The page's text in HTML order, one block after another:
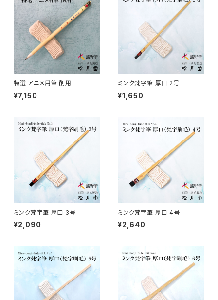
山馬筆 / SANBA (ink,rough line)
ローケツ筆 / ROUKETSU (batik)
線描筆 / SENBYO (line,outline)
付立筆 / TSUKETATEFUDE
如水 / NYOSUI (line,color)
白圭 / HAKKEI(line,color,crafts)
蒔絵筆 / MAKIE
円山筆 / Maruyama Fude
横刷毛
唐刷毛
日本画用唐刷毛
アニメ水張り・ぼかし・グラデーション
アニメ特定用途描き・特殊
カリグラフィー - calligraphy
陶芸 - ceramics
暮らし・雑貨 - knickknack
料理 - cooking
工芸
特選 アニメ用筆 削用
¥7,150
ミンク梵字筆 厚口 2号
¥1,650
ミンク梵字筆 厚口 3号
¥2,090
ミンク梵字筆 厚口 4号
¥2,640